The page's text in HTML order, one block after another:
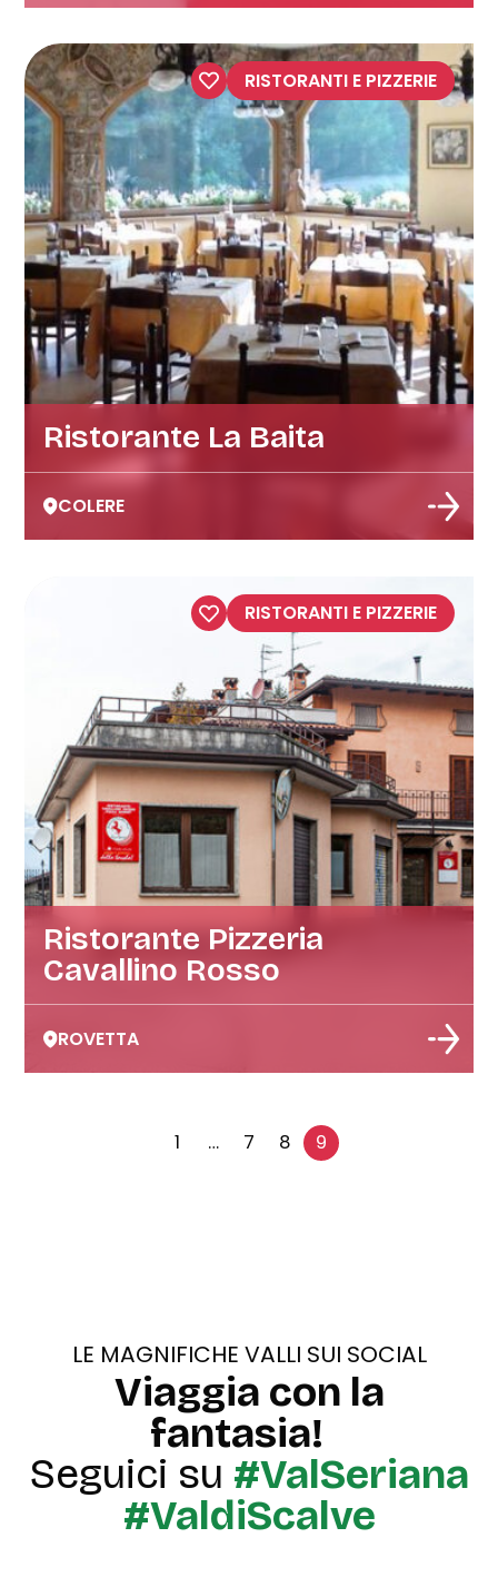
RISTORANTI E PIZZERIE
Ristorante La Baita
COLERE
RISTORANTI E PIZZERIE
Ristorante Pizzeria
Cavallino Rosso
ROVETTA
Paginazione
1 … 7 8 9
LE MAGNIFICHE VALLI SUI SOCIAL
Viaggia con la
fantasia!
Seguici su #ValSeriana
#ValdiScalve